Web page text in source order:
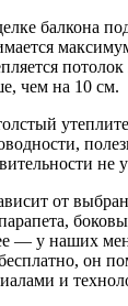
балкона
чем на 10 см.
не
от
— у наших
он
и